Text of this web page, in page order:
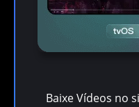
Baixe Vídeos no